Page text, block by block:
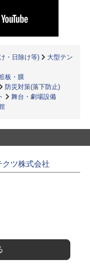
・日除け等)
大型テン
板・膜
防災対策(落下防止)
舞台・劇場設備
ツ株式会社